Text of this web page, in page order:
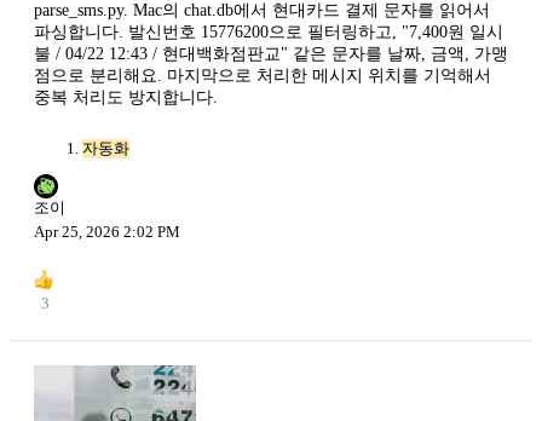
parse_sms.py. Mac의 chat.db에서 현대카드 결제 문자를 읽어서
파싱합니다. 발신번호 15776200으로 필터링하고, "7,400원 일시
불 / 04/22 12:43 / 현대백화점판교" 같은 문자를 날짜, 금액, 가맹
점으로 분리해요. 마지막으로 처리한 메시지 위치를 기억해서
중복 처리도 방지합니다.
자동화
조이
Apr 25, 2026 2:02 PM
3